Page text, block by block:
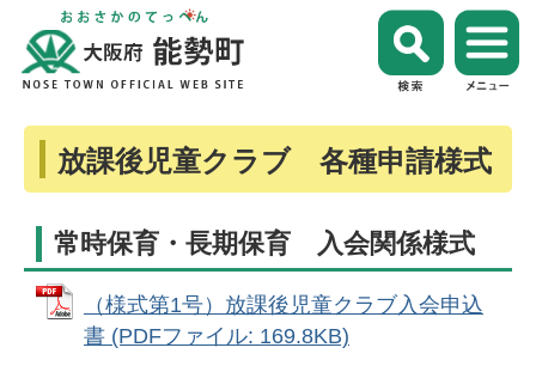
放課後児童クラブ 各種申請様式
常時保育・長期保育 入会関係様式
（様式第1号）放課後児童クラブ入会申込
書 (PDFファイル: 169.8KB)